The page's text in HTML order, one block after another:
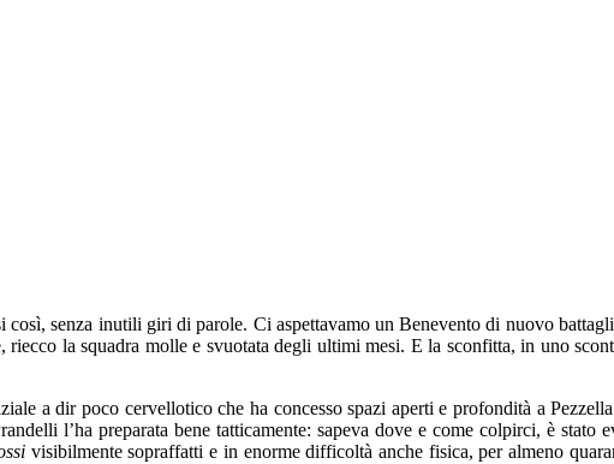
senza inutili giri di parole. Ci aspettavamo un Benevento di nuovo
la squadra molle e svuotata degli ultimi mesi. E la sconfitta, in uno
a dir poco cervellotico che ha concesso spazi aperti e profondità a
l’ha preparata bene tatticamente: sapeva dove e come colpirci, è
visibilmente sopraffatti e in enorme difficoltà anche fisica, per almeno